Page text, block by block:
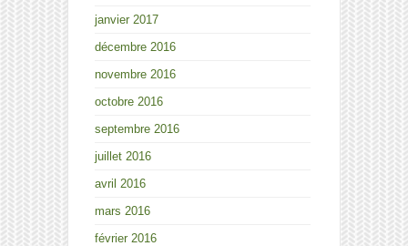
janvier 2017
décembre 2016
novembre 2016
octobre 2016
septembre 2016
juillet 2016
avril 2016
mars 2016
février 2016